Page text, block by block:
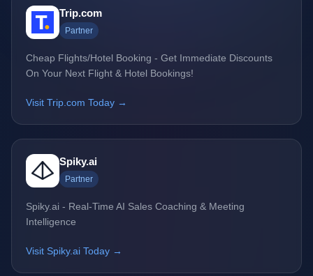
Trip.com
Partner
Cheap Flights/Hotel Booking - Get Immediate Discounts
On Your Next Flight & Hotel Bookings!
Visit Trip.com Today →
Spiky.ai
Partner
Spiky.ai - Real-Time AI Sales Coaching & Meeting
Intelligence
Visit Spiky.ai Today →